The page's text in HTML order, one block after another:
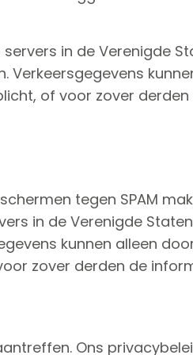
in de Verenigde
of voor zover
tegen SPAM
in de Verenigde
kunnen alleen
zover derden de
Ons